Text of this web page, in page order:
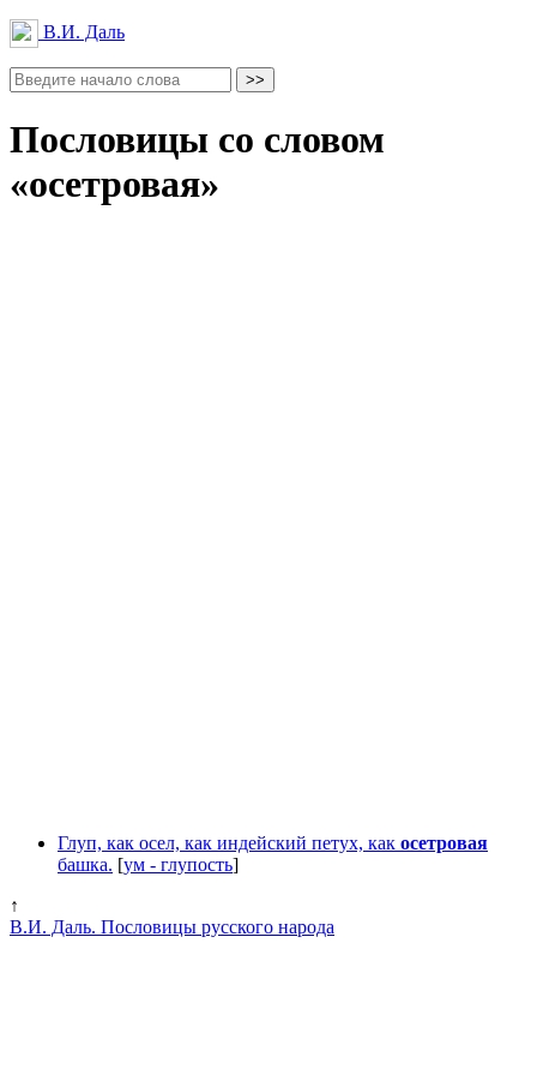
В.И. Даль
Пословицы со словом
«осетровая»
Глуп, как осел, как индейский петух, как осетровая
башка. [ум - глупость]
↑
В.И. Даль. Пословицы русского народа